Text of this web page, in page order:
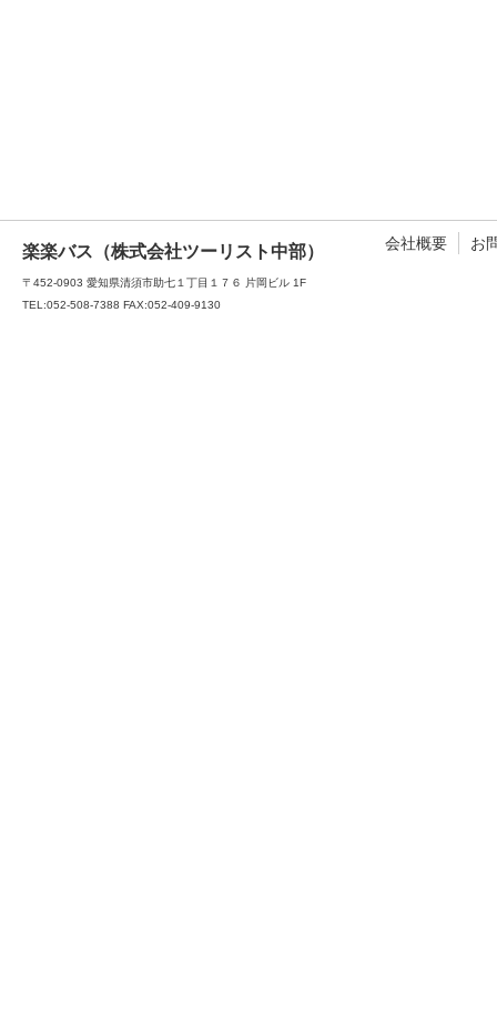
楽楽バス（株式会社ツーリスト中部）
〒452-0903 愛知県清須市助七１丁目１７６ 片岡ビル 1F
TEL:052-508-7388 FAX:052-409-9130
会社概要 お